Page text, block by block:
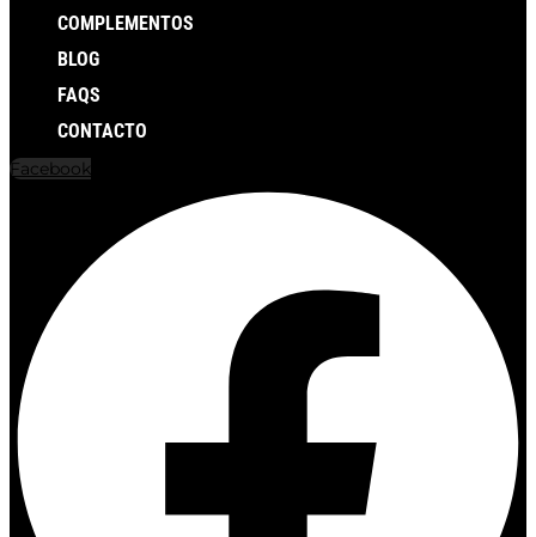
COMPLEMENTOS
BLOG
FAQS
CONTACTO
Facebook